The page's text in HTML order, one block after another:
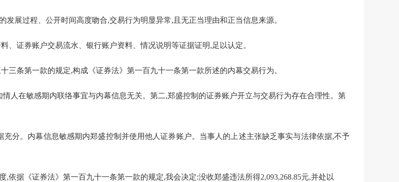
发展过程、公开时间高度吻合,交易行为明显异常,且无正当理由和正当信息来源。
、证券账户交易流水、银行账户资料、情况说明等证据证明,足以认定。
三条第一款的规定,构成《证券法》第一百九十一条第一款所述的内幕交易行为。
人在敏感期内联络事宜与内幕信息无关。第二,郑盛控制的证券账户开立与交易行为存在合理性。第
充分。 内幕信息敏感期内郑盛控制并使用他人证券账户。当事人的上述主张缺乏事实与法律依据,不予
,依据《证券法》第一百九十一条第一款的规定,我会决定:没收郑盛违法所得2,093,268.85元,并处以